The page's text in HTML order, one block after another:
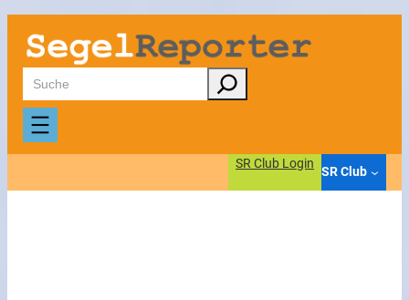
Zum
Inhalt
springen
Suchen
SR Club Login
SR Club